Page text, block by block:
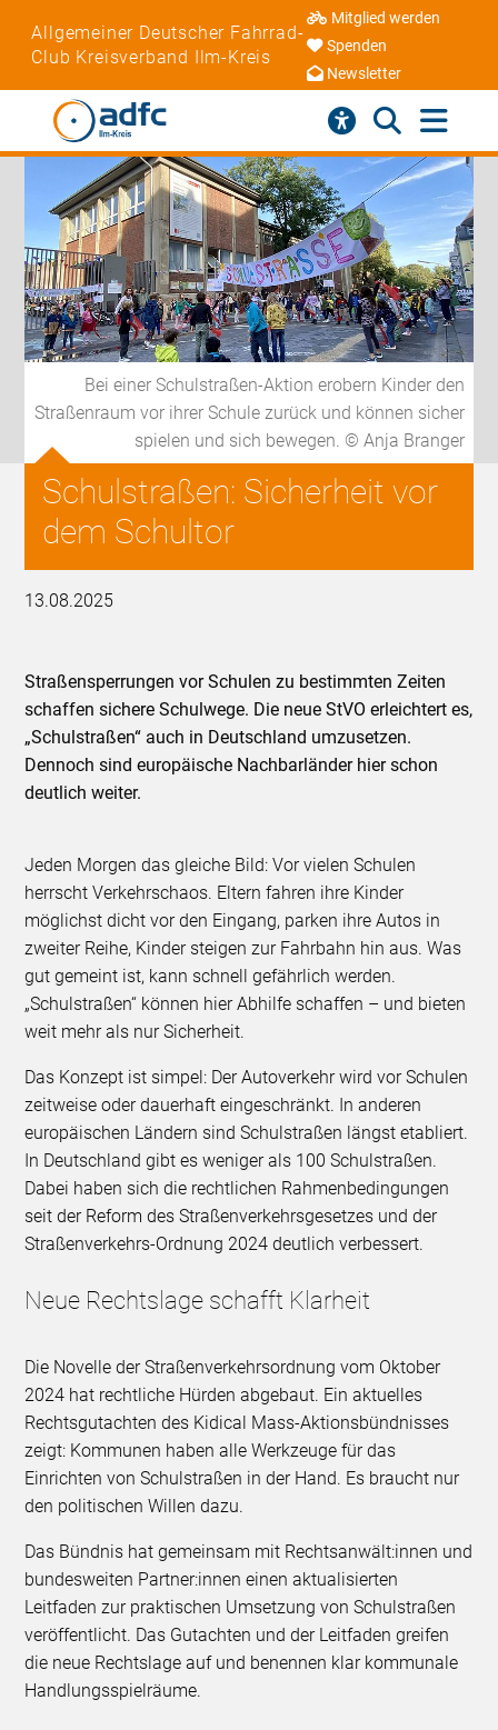
Allgemeiner Deutscher Fahrrad-
Club Kreisverband Ilm-Kreis
Mitglied werden
Spenden
Newsletter
Bei einer Schulstraßen-Aktion erobern Kinder den
Straßenraum vor ihrer Schule zurück und können sicher
spielen und sich bewegen. © Anja Branger
Schulstraßen: Sicherheit vor
dem Schultor
13.08.2025
Straßensperrungen vor Schulen zu bestimmten Zeiten
schaffen sichere Schulwege. Die neue StVO erleichtert es,
„Schulstraßen“ auch in Deutschland umzusetzen.
Dennoch sind europäische Nachbarländer hier schon
deutlich weiter.
Jeden Morgen das gleiche Bild: Vor vielen Schulen
herrscht Verkehrschaos. Eltern fahren ihre Kinder
möglichst dicht vor den Eingang, parken ihre Autos in
zweiter Reihe, Kinder steigen zur Fahrbahn hin aus. Was
gut gemeint ist, kann schnell gefährlich werden.
„Schulstraßen“ können hier Abhilfe schaffen – und bieten
weit mehr als nur Sicherheit.
Das Konzept ist simpel: Der Autoverkehr wird vor Schulen
zeitweise oder dauerhaft eingeschränkt. In anderen
europäischen Ländern sind Schulstraßen längst etabliert.
In Deutschland gibt es weniger als 100 Schulstraßen.
Dabei haben sich die rechtlichen Rahmenbedingungen
seit der Reform des Straßenverkehrsgesetzes und der
Straßenverkehrs-Ordnung 2024 deutlich verbessert.
Neue Rechtslage schafft Klarheit
Die Novelle der Straßenverkehrsordnung vom Oktober
2024 hat rechtliche Hürden abgebaut. Ein aktuelles
Rechtsgutachten des Kidical Mass-Aktionsbündnisses
zeigt: Kommunen haben alle Werkzeuge für das
Einrichten von Schulstraßen in der Hand. Es braucht nur
den politischen Willen dazu.
Das Bündnis hat gemeinsam mit Rechtsanwält:innen und
bundesweiten Partner:innen einen aktualisierten
Leitfaden zur praktischen Umsetzung von Schulstraßen
veröffentlicht. Das Gutachten und der Leitfaden greifen
die neue Rechtslage auf und benennen klar kommunale
Handlungsspielräume.